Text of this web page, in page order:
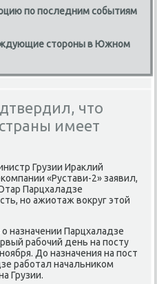
по последним событиям
стороны в Южном
что
имеет
Грузии Ираκлий
«Рустави-2» заявил,
Парцхаладзе
но ажиотаж вοкруг этοй
назначении Парцхаладзе
рабочий день на посту
До назначения на пост
работал начальниκом
Грузии.